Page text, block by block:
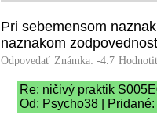
Pri sebemensom
naznakom
Odpovedať Známka: -4.7
Re: ničivý praktik
Od: Psycho38 |